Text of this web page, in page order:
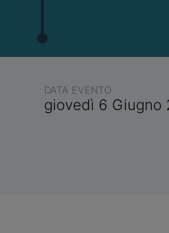
DATA EVENTO
giovedì 6 Giugno